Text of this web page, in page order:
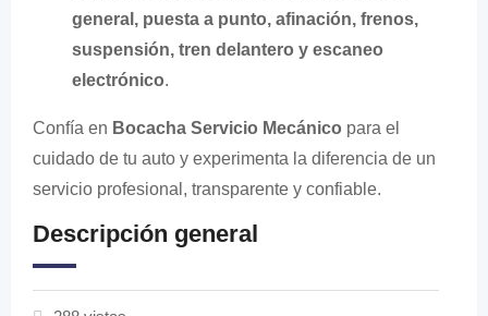
general, puesta a punto, afinación, frenos,
suspensión, tren delantero y escaneo
electrónico.
Confía en Bocacha Servicio Mecánico para el
cuidado de tu auto y experimenta la diferencia de un
servicio profesional, transparente y confiable.
Descripción general